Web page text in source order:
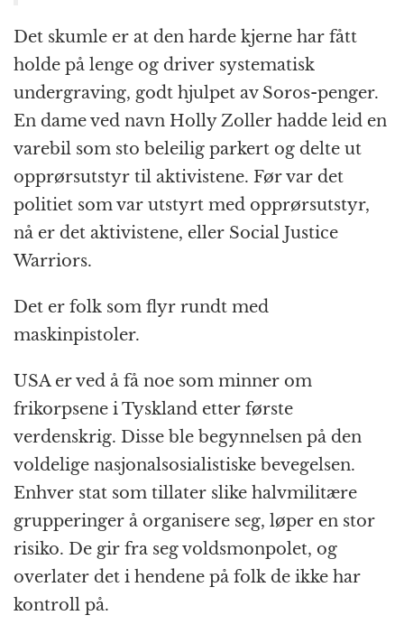
Det skumle er at den harde kjerne har fått
holde på lenge og driver systematisk
undergraving, godt hjulpet av Soros-penger.
En dame ved navn Holly Zoller hadde leid en
varebil som sto beleilig parkert og delte ut
opprørsutstyr til aktivistene. Før var det
politiet som var utstyrt med opprørsutstyr,
nå er det aktivistene, eller Social Justice
Warriors.
Det er folk som flyr rundt med
maskinpistoler.
USA er ved å få noe som minner om
frikorpsene i Tyskland etter første
verdenskrig. Disse ble begynnelsen på den
voldelige nasjonalsosialistiske bevegelsen.
Enhver stat som tillater slike halvmilitære
grupperinger å organisere seg, løper en stor
risiko. De gir fra seg voldsmonpolet, og
overlater det i hendene på folk de ikke har
kontroll på.